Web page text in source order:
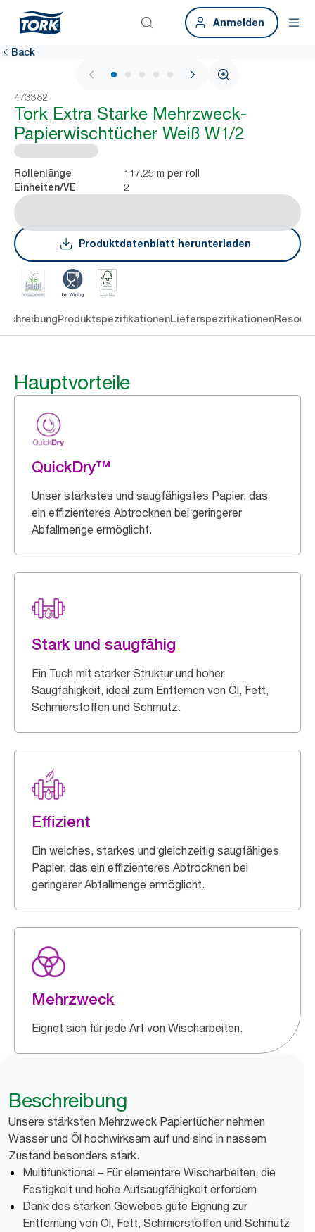
Anmelden
Back
1 / 5
473382
Tork Extra Starke Mehrzweck-
Papierwischtücher Weiß W1/2
Rollenlänge 117.25 m per roll
Einheiten/VE 2
Produktdatenblatt herunterladen
ProduktspezifikationenLieferspezifikationen
Hauptvorteile
QuickDry™
Unser stärkstes und saugfähigstes Papier, das
ein effizienteres Abtrocknen bei geringerer
Abfallmenge ermöglicht.
Stark und saugfähig
Ein Tuch mit starker Struktur und hoher
Saugfähigkeit, ideal zum Entfernen von Öl, Fett,
Schmierstoffen und Schmutz.
Effizient
Ein weiches, starkes und gleichzeitig saugfähiges
Papier, das ein effizienteres Abtrocknen bei
geringerer Abfallmenge ermöglicht.
Mehrzweck
Eignet sich für jede Art von Wischarbeiten.
Beschreibung
Unsere stärksten Mehrzweck Papiertücher nehmen
Wasser und Öl hochwirksam auf und sind in nassem
Zustand besonders stark.
Multifunktional – Für elementare Wischarbeiten, die
Festigkeit und hohe Aufsaugfähigkeit erfordern
Dank des starken Gewebes gute Eignung zur
Entfernung von Öl, Fett, Schmierstoffen und Schmutz